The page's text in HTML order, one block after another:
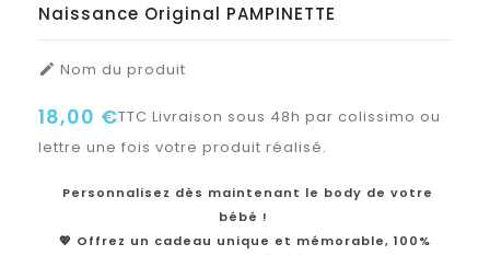
Naissance Original PAMPINETTE
 Nom du produit
18,00 €TTC Livraison sous 48h par colissimo ou
lettre une fois votre produit réalisé.
Personnalisez dès maintenant le body de votre
bébé !
💖 Offrez un cadeau unique et mémorable, 100%